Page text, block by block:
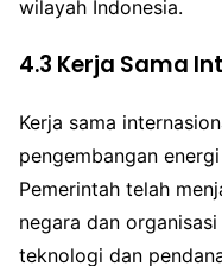
wilayah Indonesia.
4.3 Kerja Sama
Kerja sama
pengembangan
Pemerintah telah
negara dan
teknologi dan